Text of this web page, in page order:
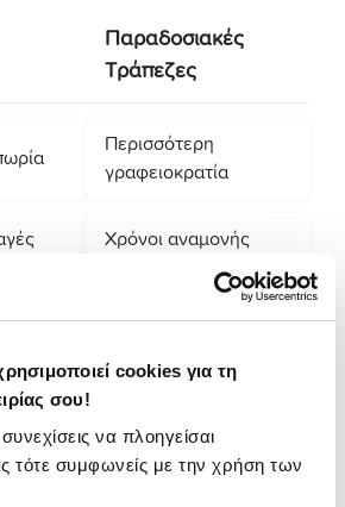
cookies για τη
σου!
να πλοηγείσαι
τότε συμφωνείς με την χρήση των
Παραδοσιακές
Τράπεζες
Περισσότερη
γραφειοκρατία
Χρόνοι αναμονής
Απαιτείται φυσική
χρεώσεις